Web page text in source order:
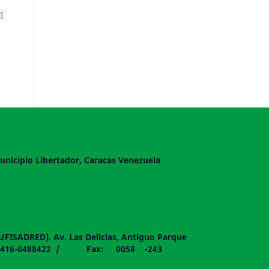
Libertador, Caracas Venezuela
Av. Las Delicias, Antiguo Parque
- 0416-6488422 / Fax: 0058 -243